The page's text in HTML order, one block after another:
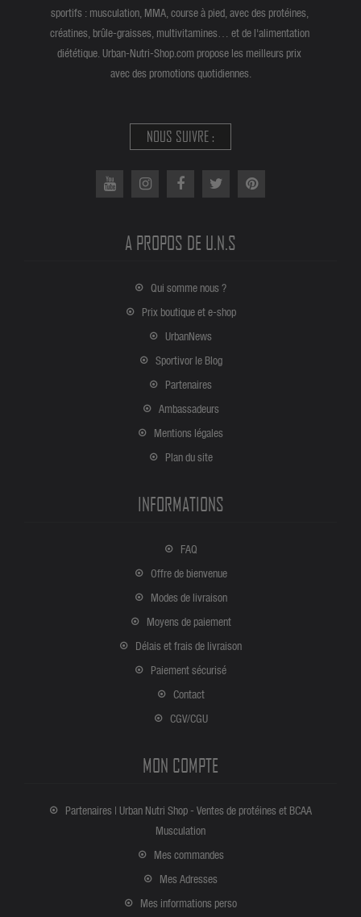
sportifs : musculation, MMA, course à pied, avec des protéines,
créatines, brûle-graisses, multivitamines… et de l'alimentation
diététique. Urban-Nutri-Shop.com propose les meilleurs prix
avec des promotions quotidiennes.
NOUS SUIVRE :
A PROPOS DE U.N.S
Qui somme nous ?
Prix boutique et e-shop
UrbanNews
Sportivor le Blog
Partenaires
Ambassadeurs
Mentions légales
Plan du site
INFORMATIONS
FAQ
Offre de bienvenue
Modes de livraison
Moyens de paiement
Délais et frais de livraison
Paiement sécurisé
Contact
CGV/CGU
MON COMPTE
Partenaires | Urban Nutri Shop - Ventes de protéines et BCAA
Musculation
Mes commandes
Mes Adresses
Mes informations perso